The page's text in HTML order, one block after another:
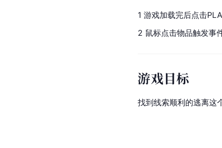
1 游戏加载完后点击
2 鼠标点击物品触发事
游戏目标
找到线索顺利的逃离这